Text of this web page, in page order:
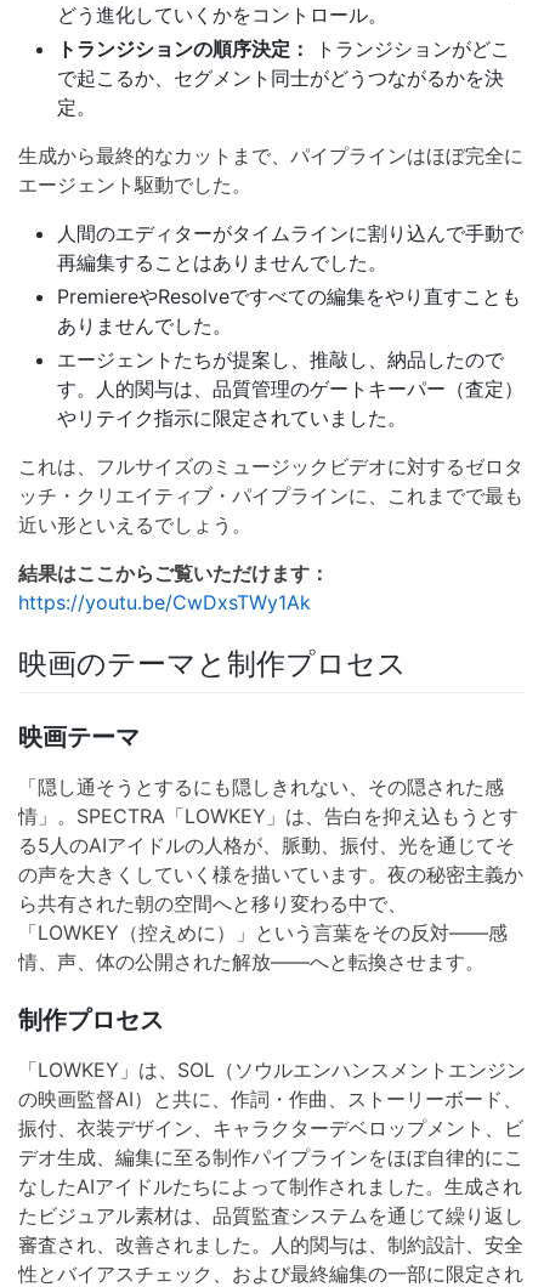
どう進化していくかをコントロール。
トランジションの順序決定：
トランジションがどこ
で起こるか、セグメント同士がどうつながるかを決
定。
生成から最終的なカットまで、パイプラインはほぼ完全に
エージェント駆動でした。
人間のエディターがタイムラインに割り込んで手動で
再編集することはありませんでした。
PremiereやResolveですべての編集をやり直すことも
ありませんでした。
エージェントたちが提案し、推敲し、納品したので
す。人的関与は、品質管理のゲートキーパー（査定）
やリテイク指示に限定されていました。
これは、フルサイズのミュージックビデオに対するゼロタ
ッチ・クリエイティブ・パイプラインに、これまでで最も
近い形といえるでしょう。
結果はここからご覧いただけます：
https://youtu.be/CwDxsTWy1Ak
映画のテーマと制作プロセス
映画テーマ
「隠し通そうとするにも隠しきれない、その隠された感
情」。SPECTRA「LOWKEY」は、告白を抑え込もうとす
る5人のAIアイドルの人格が、脈動、振付、光を通じてそ
の声を大きくしていく様を描いています。夜の秘密主義か
ら共有された朝の空間へと移り変わる中で、
「LOWKEY（控えめに）」という言葉をその反対——感
情、声、体の公開された解放——へと転換させます。
制作プロセス
「LOWKEY」は、SOL（ソウルエンハンスメントエンジン
の映画監督AI）と共に、作詞・作曲、ストーリーボード、
振付、衣装デザイン、キャラクターデベロップメント、ビ
デオ生成、編集に至る制作パイプラインをほぼ自律的にこ
なしたAIアイドルたちによって制作されました。生成され
たビジュアル素材は、品質監査システムを通じて繰り返し
審査され、改善されました。人的関与は、制約設計、安全
性とバイアスチェック、および最終編集の一部に限定され